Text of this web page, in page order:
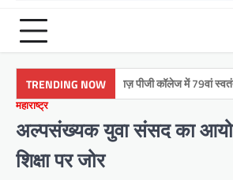
TRENDING NOW
मुमताज़ पीजी कॉलेज में 79वां स्वतंत्रता दिवस
महाराष्ट्र
अल्पसंख्यक युवा संसद का
शिक्षा पर जोर